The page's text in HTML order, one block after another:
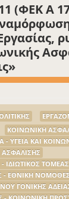
(ΦΕΚ Α
ΚΟΙΝΩΝΙΚΗ
- ΥΓΕΙΑ ΚΑΙ
ΙΔΙΩΤΙΚΟΣ ΤΟΜΕΑΣ
- ΕΘΝΙΚΗ
ΓΟΝΙΚΗΣ